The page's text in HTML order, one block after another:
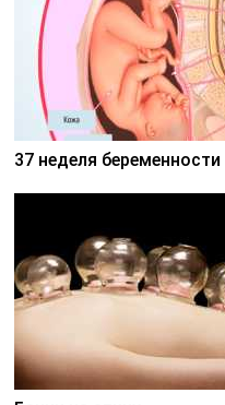
37 неделя беременности